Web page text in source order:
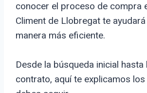
conocer el proceso de compra
Climent de Llobregat te
manera más eficiente.
Desde la búsqueda inicial
contrato, aquí te explicamos